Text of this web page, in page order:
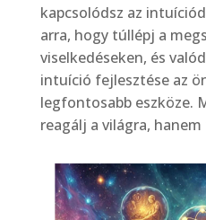
kapcsolódsz az
arra, hogy túllépj a
viselkedéseken, és
intuíció fejlesztése az
legfontosabb eszköze.
reagálj a világra,